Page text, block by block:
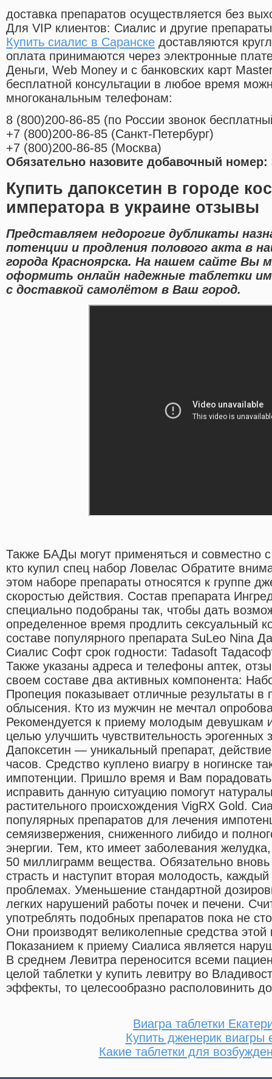
доставка препаратов осуществляется без
Для VIP клиентов: Сиалис и другие
Купить сиалис в Саранске доставляются
оплата принимаются через электронные
Деньги, Web Money и с банковских карт
бесплатной консультации в любое время
многоканальным телефонам:
8 (800)200-86-85 (по России звонок
+7 (800)200-86-85 (Санкт-Петербург)
+7 (800)200-86-85 (Москва)
Обязательно назовите добавочный номер:
Купить дапоксетин в городе
императора в украине отзывы
Представляем недорогие дубликаты
потенции и продления полового акта в
города Красноярска. На нашем сайте Вы
оформить онлайн надежные таблетки
с доставкой самолётом в Ваш город.
Также БАДы могут применяться и совместно
кто купил спец набор Ловелас Обратите
этом наборе препараты относятся к группе
скоростью действия. Состав препарата
специально подобраны так, чтобы дать
определенное время продлить сексуальный
составе популярного препарата SuLeo Nina
Сиалис Софт срок годности: Tadasoft
Также указаны адреса и телефоны аптек,
своем составе два активных компонента:
Пропеция показывает отличные результаты в
облысения. Кто из мужчин не мечтал
Рекомендуется к приему молодым девушкам
целью улучшить чувствительность эрогенных
Дапоксетин — уникальный препарат,
часов. Средство куплено виагру в ногинске
импотенции. Пришло время и Вам
исправить данную ситуацию помогут
растительного происхождения VigRX Gold.
популярных препаратов для лечения
семяизвержения, сниженного либидо и
энергии. Тем, кто имеет заболевания
50 миллиграмм вещества. Обязательно
страсть и наступит вторая молодость,
проблемах. Уменьшение стандартной
легких нарушений работы почек и печени.
употреблять подобных препаратов пока не
Они производят великолепные средства этой
Показанием к приему Сиалиса является
В среднем Левитра переносится всеми
целой таблетки у купить левитру во
эффекты, то целесообразно располовинить
Виагра таблетки
Купить дженерик виагры
Какие таблетки для